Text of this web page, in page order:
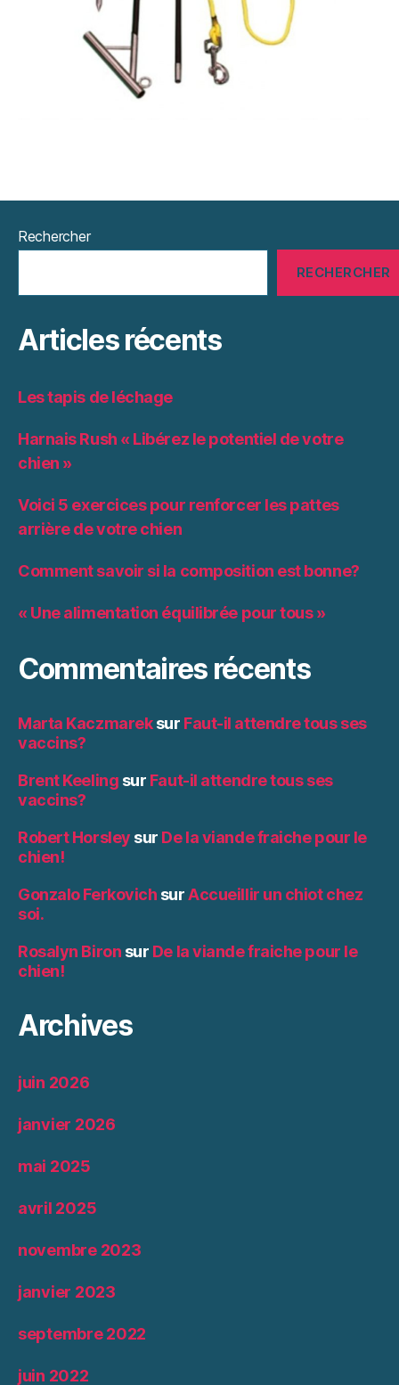
Rechercher
RECHERCHER
Articles récents
Les tapis de léchage
Harnais Rush « Libérez le potentiel de votre
chien »
Voici 5 exercices pour renforcer les pattes
arrière de votre chien
Comment savoir si la composition est bonne?
« Une alimentation équilibrée pour tous »
Commentaires récents
Marta Kaczmareksur Faut-il attendre tous ses
vaccins?
Brent Keeling sur Faut-il attendre tous ses
vaccins?
Robert Horsley sur De la viande fraiche pour le
chien!
Gonzalo Ferkovich surAccueillir un chiot chez
soi.
Rosalyn Biron sur De la viande fraiche pour le
chien!
Archives
juin 2026
janvier 2026
mai 2025
avril 2025
novembre 2023
janvier 2023
septembre 2022
juin 2022